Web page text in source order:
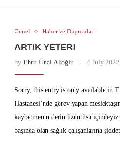
Genel Haber ve Duyurular
ARTIK YETER!
by Ebru Ünal Akoğlu 6 July 2022
Sorry, this entry is only available in
Hastanesi’nde görev yapan
kaybetmenin derin üzüntüsü
başında olan sağlık çalışanlarına